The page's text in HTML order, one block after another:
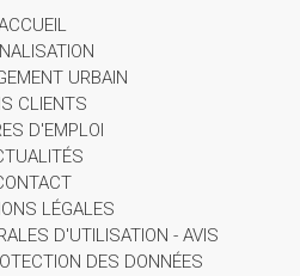
URBAIN
CLIENTS
D'EMPLOI
LÉGALES
D'UTILISATION - AVIS
DES DONNÉES